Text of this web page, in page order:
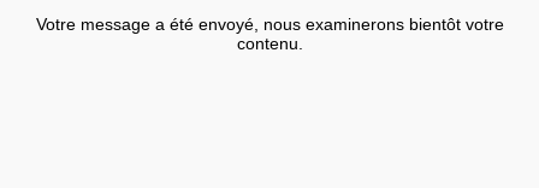
Votre message a été envoyé, nous examinerons bientôt votre
contenu.